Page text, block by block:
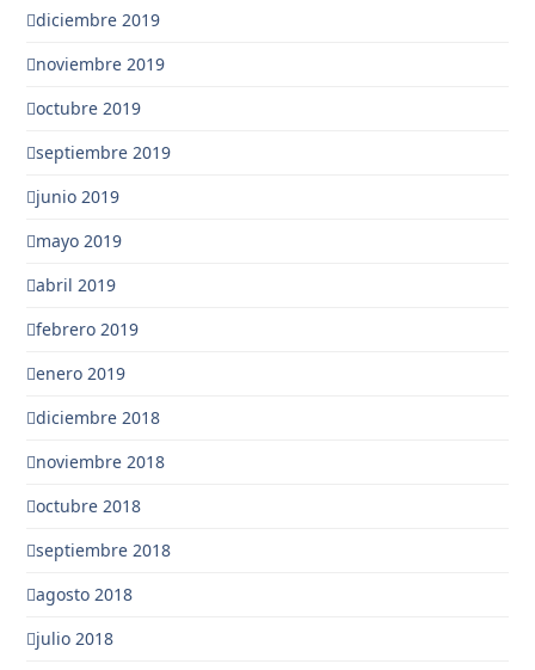
diciembre 2019
noviembre 2019
octubre 2019
septiembre 2019
junio 2019
mayo 2019
abril 2019
febrero 2019
enero 2019
diciembre 2018
noviembre 2018
octubre 2018
septiembre 2018
agosto 2018
julio 2018